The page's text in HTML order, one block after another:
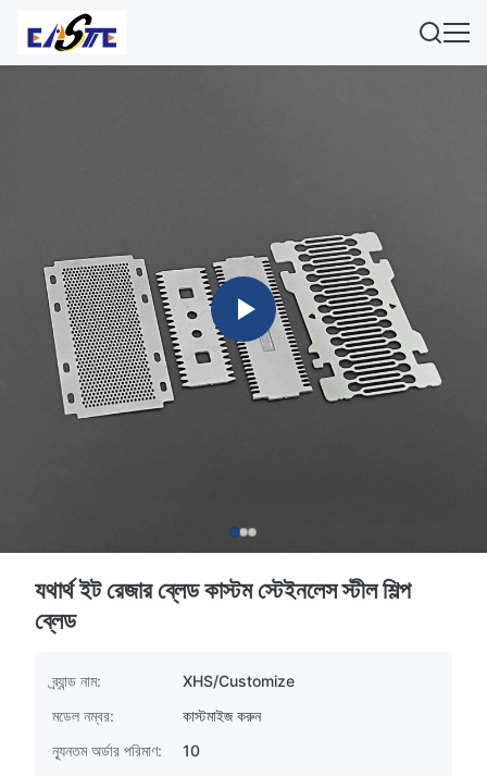
যথার্থ ইট রেজার ব্লেড কাস্টম স্টেইনলেস স্টীল শিল্প
ব্লেড
ব্র্যান্ড নাম:
XHS/Customize
মডেল নম্বর:
কাস্টমাইজ করুন
ন্যূনতম অর্ডার পরিমাণ:
10